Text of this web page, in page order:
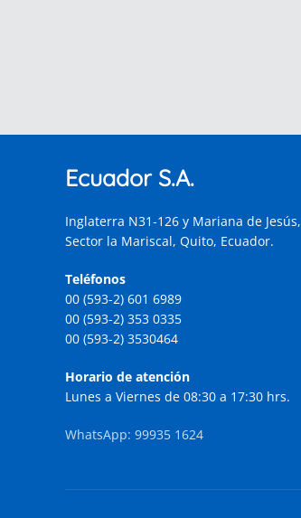
Ecuador S.A.
Inglaterra N31-126 y Mariana de Jesús,
Sector la Mariscal, Quito, Ecuador.
Teléfonos
00 (593-2) 601 6989
00 (593-2) 353 0335
00 (593-2) 3530464
Horario de atención
Lunes a Viernes de 08:30 a 17:30 hrs.
WhatsApp: 99935 1624